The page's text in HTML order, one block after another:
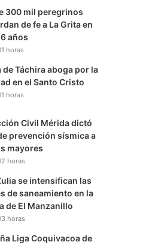
300 mil peregrinos
de fe a La Grita en
años
horas
de Táchira aboga por la
en el Santo Cristo
horas
Civil Mérida dictó
prevención sísmica a
mayores
horas
se intensifican las
de saneamiento en la
de El Manzanillo
horas
Liga Coquivacoa de